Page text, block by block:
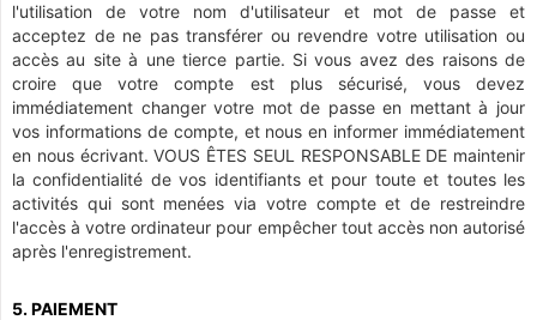
l'utilisation de votre nom d'utilisateur et mot de passe et
acceptez de ne pas transférer ou revendre votre utilisation ou
accès au site à une tierce partie. Si vous avez des raisons de
croire que votre compte est plus sécurisé, vous devez
immédiatement changer votre mot de passe en mettant à jour
vos informations de compte, et nous en informer immédiatement
en nous écrivant. VOUS ÊTES SEUL RESPONSABLE DE maintenir
la confidentialité de vos identifiants et pour toute et toutes les
activités qui sont menées via votre compte et de restreindre
l'accès à votre ordinateur pour empêcher tout accès non autorisé
après l'enregistrement.
5. PAIEMENT